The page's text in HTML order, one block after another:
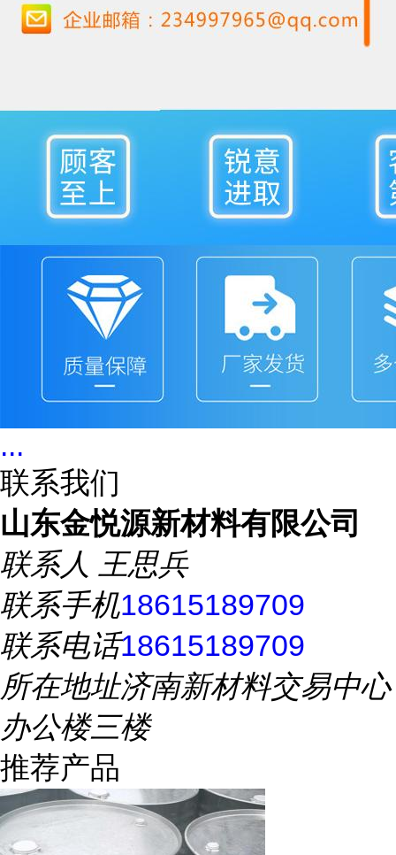
...
联系我们
山东金悦源新材料有限公司
联系人 王思兵
联系手机18615189709
联系电话18615189709
所在地址济南新材料交易中心
办公楼三楼
推荐产品